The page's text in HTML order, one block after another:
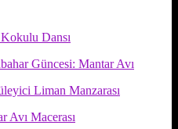
Dansı
Güncesi: Mantar Avı
Liman Manzarası
Avı Macerası